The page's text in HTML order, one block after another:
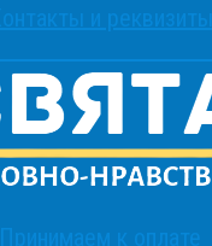
и реквизиты
Принимаем к оплате